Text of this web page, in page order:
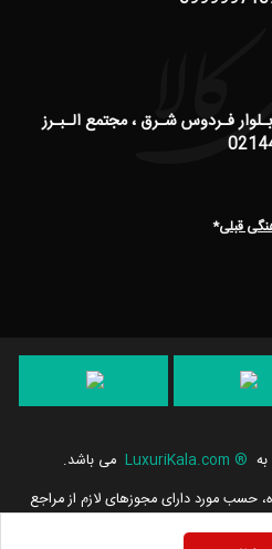
فـردوس شـرق ، مجتمع الـبـرز
قبلی*
®
LuxuriKala.com می باشد.
حسب مورد دارای مجوزهای لازم از مراجع
سایت تابع قوانین و مقررات جمهوری